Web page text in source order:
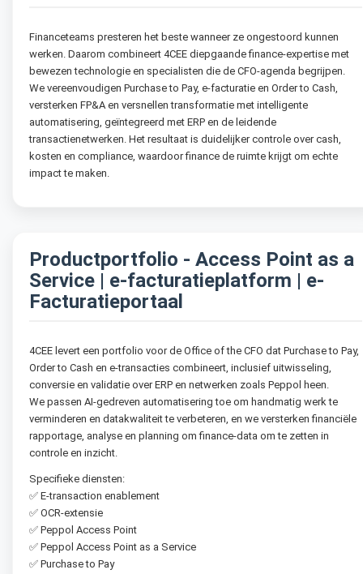
Financeteams presteren het beste wanneer ze ongestoord kunnen
werken. Daarom combineert 4CEE diepgaande finance-expertise met
bewezen technologie en specialisten die de CFO-agenda begrijpen.
We vereenvoudigen Purchase to Pay, e-facturatie en Order to Cash,
versterken FP&A en versnellen transformatie met intelligente
automatisering, geïntegreerd met ERP en de leidende
transactienetwerken. Het resultaat is duidelijker controle over cash,
kosten en compliance, waardoor finance de ruimte krijgt om echte
impact te maken.
Productportfolio - Access Point as a
Service | e-facturatieplatform | e-
Facturatieportaal
4CEE levert een portfolio voor de Office of the CFO dat Purchase to Pay,
Order to Cash en e-transacties combineert, inclusief uitwisseling,
conversie en validatie over ERP en netwerken zoals Peppol heen.
We passen AI-gedreven automatisering toe om handmatig werk te
verminderen en datakwaliteit te verbeteren, en we versterken financiële
rapportage, analyse en planning om finance-data om te zetten in
controle en inzicht.
Specifieke diensten:
✅ E-transaction enablement
✅ OCR-extensie
✅ Peppol Access Point
✅ Peppol Access Point as a Service
✅ Purchase to Pay